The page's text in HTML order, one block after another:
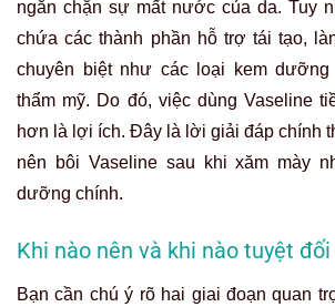
ngăn chặn sự mất nước của da. Tuy
chứa các thành phần hỗ trợ tái tạo,
chuyên biệt như các loại kem
thẩm mỹ. Do đó, việc dùng Vaseline
hơn là lợi ích. Đây là lời giải đáp chính
nên bôi Vaseline sau khi xăm mày
dưỡng chính.
Khi nào nên và khi nào tuyệt
Bạn cần chú ý rõ hai giai đoạn quan